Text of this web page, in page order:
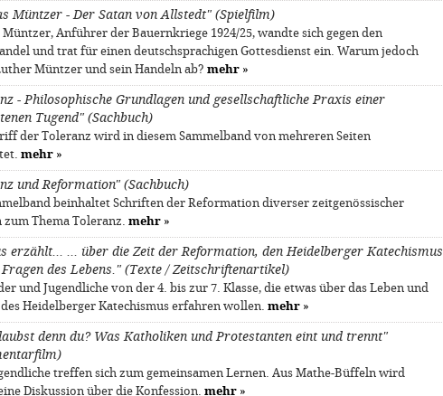
Müntzer - Der Satan von Allstedt" (Spielfilm)
Müntzer, Anführer der Bauernkriege 1924/25, wandte sich gegen den
und trat für einen deutschsprachigen Gottesdienst ein. Warum jedoch
Müntzer und sein Handeln ab? mehr »
- Philosophische Grundlagen und gesellschaftliche Praxis einer
Tugend" (Sachbuch)
der Toleranz wird in diesem Sammelband von mehreren Seiten
mehr »
und Reformation" (Sachbuch)
beinhaltet Schriften der Reformation diverser zeitgenössischer
zum Thema Toleranz. mehr »
erzählt... ... über die Zeit der Reformation, den Heidelberger Katechismus
des Lebens." (Texte / Zeitschriftenartikel)
und Jugendliche von der 4. bis zur 7. Klasse, die etwas über das Leben und
Heidelberger Katechismus erfahren wollen. mehr »
denn du? Was Katholiken und Protestanten eint und trennt"
treffen sich zum gemeinsamen Lernen. Aus Mathe-Büffeln wird
Diskussion über die Konfession. mehr »